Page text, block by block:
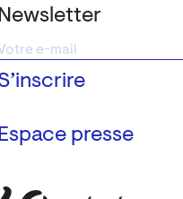
Newsletter
Espace presse